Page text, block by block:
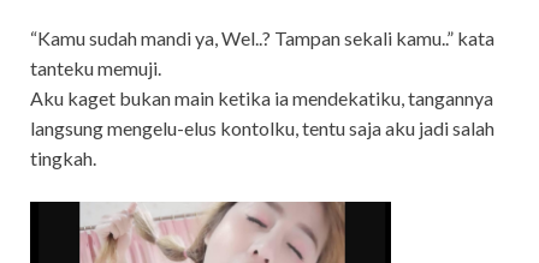
“Kamu sudah mandi ya, Wel..? Tampan sekali kamu..” kata
tanteku memuji.
Aku kaget bukan main ketika ia mendekatiku, tangannya
langsung mengelu-elus kontolku, tentu saja aku jadi salah
tingkah.